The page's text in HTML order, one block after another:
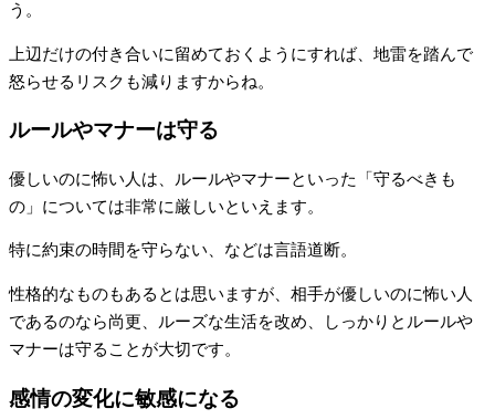
う。
上辺だけの付き合いに留めておくようにすれば、地雷を踏んで
怒らせるリスクも減りますからね。
ルールやマナーは守る
優しいのに怖い人は、ルールやマナーといった「守るべきも
の」については非常に厳しいといえます。
特に約束の時間を守らない、などは言語道断。
性格的なものもあるとは思いますが、相手が優しいのに怖い人
であるのなら尚更、ルーズな生活を改め、しっかりとルールや
マナーは守ることが大切です。
感情の変化に敏感になる